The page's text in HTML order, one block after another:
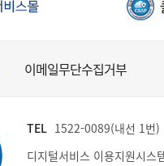
이메일무단수집거부
TEL 1522-0089(내선 1번
디지털서비스 이용지원시스